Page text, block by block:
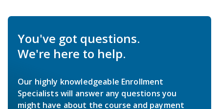
You've got questions.
We're here to help.
Our highly knowledgeable Enrollment
Specialists will answer any questions you
might have about the course and payment